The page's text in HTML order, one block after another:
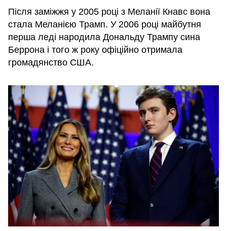
Після заміжжя у 2005 році з Меланії Кнавс вона
стала Меланією Трамп. У 2006 році майбутня
перша леді народила Дональду Трампу сина
Беррона і того ж року офіційно отримала
громадянство США.